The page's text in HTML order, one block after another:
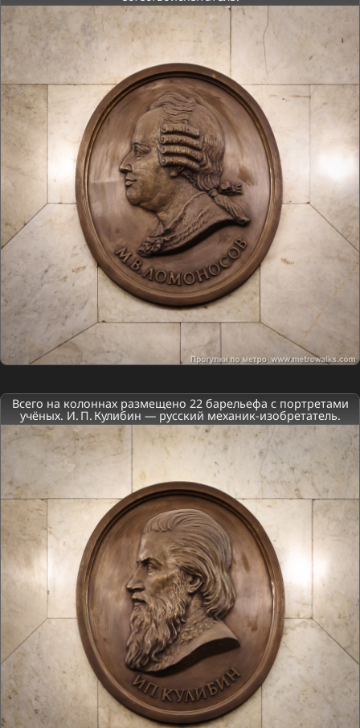
Всего на колоннах размещено 22 барельефа с портретами
учёных. И. П. Кулибин — русский механик-изобретатель.